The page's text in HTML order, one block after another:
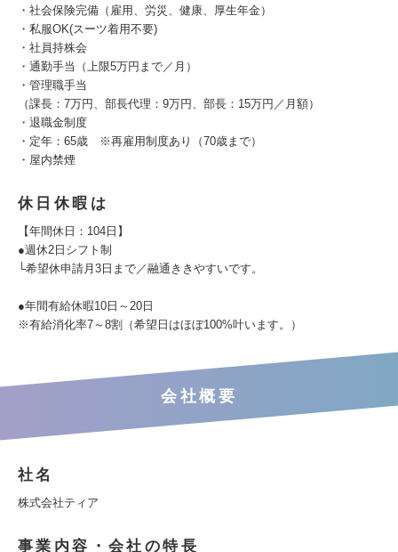
・社会保険完備（雇用、労災、健康、厚生年金）
・私服OK(スーツ着用不要)
・社員持株会
・通勤手当（上限5万円まで／月）
・管理職手当
（課長：7万円、部長代理：9万円、部長：15万円／月額）
・退職金制度
・定年：65歳 ※再雇用制度あり（70歳まで）
・屋内禁煙
休日休暇は
【年間休日：104日】
●週休2日シフト制
└希望休申請月3日まで／融通ききやすいです。
●年間有給休暇10日～20日
※有給消化率7～8割（希望日はほぼ100%叶います。）
会社概要
社名
株式会社ティア
事業内容・会社の特長